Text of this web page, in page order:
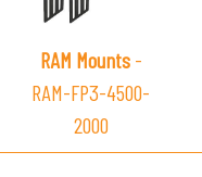
RAM Mounts-
RAM-FP3-4500-
2000